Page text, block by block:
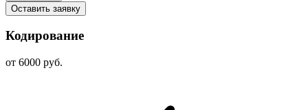
Оставить заявку
Кодирование
от 6000 руб.